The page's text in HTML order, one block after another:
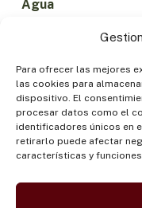
Para ofrecer las mejores
las cookies para
dispositivo. El
procesar datos como el
identificadores únicos en
retirarlo puede afectar
características y
Agua
Economía
Bosques y
Institucionalidad
Participación
Pueblos Indígenas